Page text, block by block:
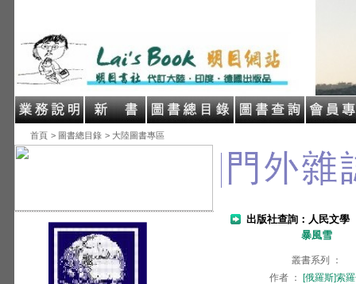
首頁 > 圖書總目錄 > 大陸圖書專區
出版社查詢：人民文學
暴風雪
叢書系列
：
作者 ：
[俄羅斯]索